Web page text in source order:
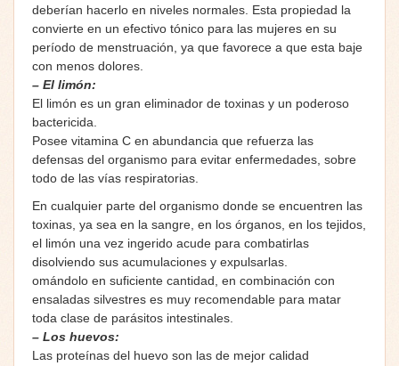
deberían hacerlo en niveles normales. Esta propiedad la
convierte en un efectivo tónico para las mujeres en su
período de menstruación, ya que favorece a que esta baje
con menos dolores.
– El limón:
El limón es un gran eliminador de toxinas y un poderoso
bactericida.
Posee vitamina C en abundancia que refuerza las
defensas del organismo para evitar enfermedades, sobre
todo de las vías respiratorias.
En cualquier parte del organismo donde se encuentren las
toxinas, ya sea en la sangre, en los órganos, en los tejidos,
el limón una vez ingerido acude para combatirlas
disolviendo sus acumulaciones y expulsarlas.
omándolo en suficiente cantidad, en combinación con
ensaladas silvestres es muy recomendable para matar
toda clase de parásitos intestinales.
– Los huevos:
Las proteínas del huevo son las de mejor calidad